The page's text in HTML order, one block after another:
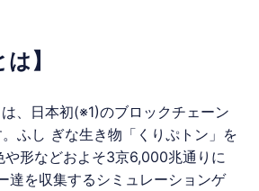
】
は、日本初(※1)のブロックチェーン
ふし ぎな生き物「くりぷトン」を
や形などおよそ3京6,000兆通りに
達を収集するシミュレーションゲ